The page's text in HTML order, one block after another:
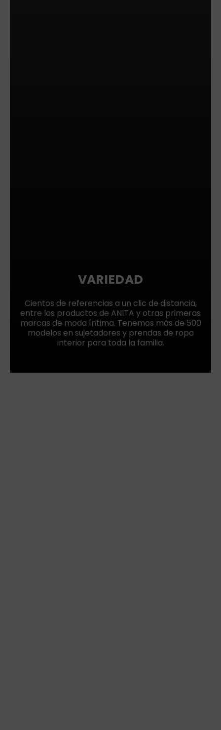
VARIEDAD
Cientos de referencias a un clic de distancia,
entre los productos de ANITA y otras primeras
marcas de moda íntima. Tenemos más de 500
modelos en sujetadores y prendas de ropa
interior para toda la familia.